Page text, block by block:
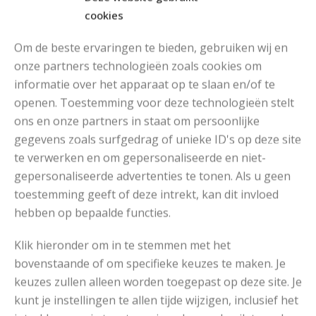
cookies
Om de beste ervaringen te bieden, gebruiken wij en
onze partners technologieën zoals cookies om
informatie over het apparaat op te slaan en/of te
openen. Toestemming voor deze technologieën stelt
ons en onze partners in staat om persoonlijke
gegevens zoals surfgedrag of unieke ID's op deze site
te verwerken en om gepersonaliseerde en niet-
gepersonaliseerde advertenties te tonen. Als u geen
toestemming geeft of deze intrekt, kan dit invloed
hebben op bepaalde functies.
Klik hieronder om in te stemmen met het
bovenstaande of om specifieke keuzes te maken. Je
keuzes zullen alleen worden toegepast op deze site. Je
kunt je instellingen te allen tijde wijzigen, inclusief het
RECENT POSTS